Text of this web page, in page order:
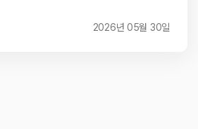
2026년 05월 30일